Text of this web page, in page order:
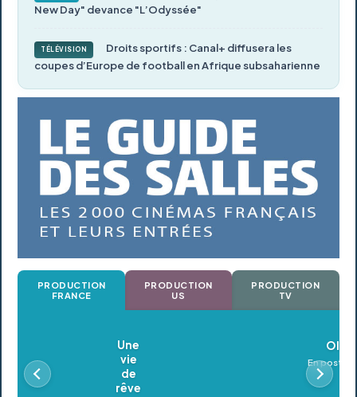
New Day" devance "L’Odyssée"
TÉLÉVISION
Droits sportifs : Canal+ diffusera les
coupes d’Europe de football en Afrique subsaharienne
PRODUCTION
FRANCE
PRODUCTION
US
PRODUCTION
TV
Oldeupe
En postproduction